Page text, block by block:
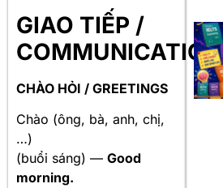
GIAO TIẾP /
COMMUNICATION
CHÀO HỎI / GREETINGS
Chào (ông, bà, anh, chị,
…)
(buổi sáng) — Good
morning.